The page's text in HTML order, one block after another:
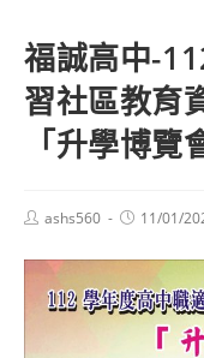
福誠高中-
習社區教育
「升學博覽
Postashs560
Post11/01/